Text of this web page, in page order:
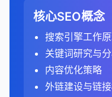
显示丰富片段，提高
化数据可以为网站带
争激烈的行业。
只标记页面上
避免使用误导
测试和验证：
使用相关测试工
点击率：serps中
率。
可见度：在serps
知识面板、图片
用户体验：serps
避免链式重定向
（A → C）。
在网站迁移后，
索引擎有足够的时
更新内部链接，
如何实施规范URL：
添加
在HTML头部添
使用HTTP头：
对于非HTML文
过10秒或触发
GA4默认跟踪
动、视频播放等
两种定义的主要区别
检查他们的结构化
6. 分析用户体验
评估竞争对手网
内容布局。
分析他们的转化率
网站地图报告：
监控提交的网站
了解Google从
3. 监控技术问题
移动可用性报告：
相关性和质量的
比较不同页面
高跳出率可能
体验不佳。
停留时间分析：
3. 分析数据
A. 流量分析
分析有机搜索流量
识别表现最佳的页
分析流量来源（如
数据可视化可以帮
例如，通过比较
现异常的页面。
通过链接概览图
4. 提高沟通效率
竞争对手分析：
使用SEO工具
识别竞争对手
会。
问题关键词：
查找用户在搜索
2. 配置审计设置
设置爬行范围：
指定要审计的域
设置爬行限制
配置排除规则
A. 基本外链指标
外链总数：网站获
唯一域名数：链接
Analytics。
内容优化工具：
Frase、Surfer
内容审计工具：
SEMrush Site
关键词研究工具：
1. 识别主要竞争对手
直接竞争对手
：
有机搜索竞争对手
网站，即使它们
使用SEO工具识别
使用SEMrush
核心SEO概念
搜索引擎工作
关键词研究与
内容优化策略
外链建设与链